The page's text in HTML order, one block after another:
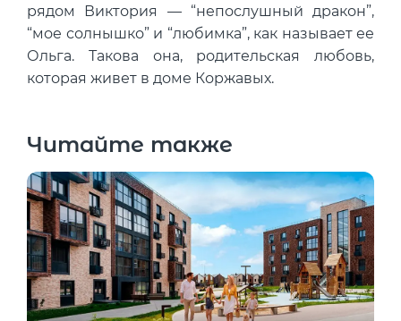
рядом Виктория — “непослушный дракон”,
“мое солнышко” и “любимка”, как называет ее
Ольга. Такова она, родительская любовь,
которая живет в доме Коржавых.
Читайте также